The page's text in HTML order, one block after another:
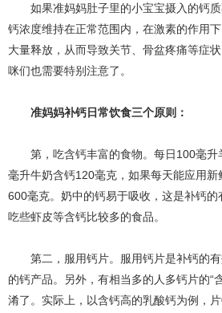
如果准妈妈肚子里的小宝宝摄入的钙质
钙浓度维持在正常范围内，在激素的作用
大量释放，从而导致关节、骨盆疼痛等症
咪们也需要特别注意了。
准妈妈补钙日常饮食三个原则：
第，吃含钙丰富的食物。每日100毫升
毫升牛奶含钙120毫克，如果每天能应用
600毫克。奶中的钙易于吸收，这是补钙的
吃些虾皮等含钙比较多的食品。
第二，服用钙片。服用钙片是补钙的有
的钙产品。另外，有相当多的人多钙片的“
淆了。实际上，以含钙高的乳酸钙为例，